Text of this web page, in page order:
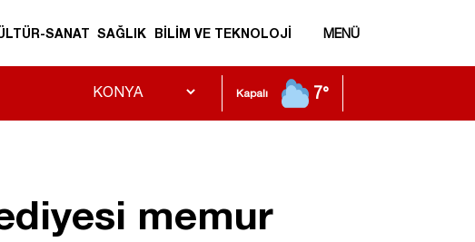
SANAT SAĞLIK BİLİM VE TEKNOLOJİ MENÜ
Kapalı 7°
memur